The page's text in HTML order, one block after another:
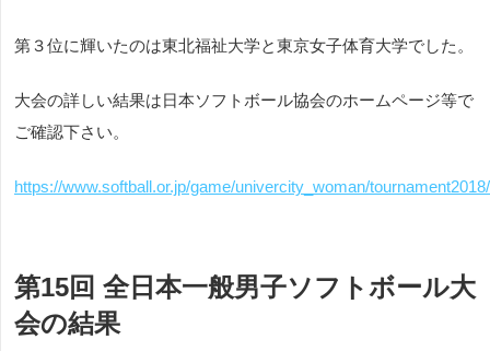
第３位に輝いたのは東北福祉大学と東京女子体育大学でした。
大会の詳しい結果は日本ソフトボール協会のホームページ等で
ご確認下さい。
https://www.softball.or.jp/game/univercity_woman/
第15回 全日本一般男子ソフトボール大
会の結果